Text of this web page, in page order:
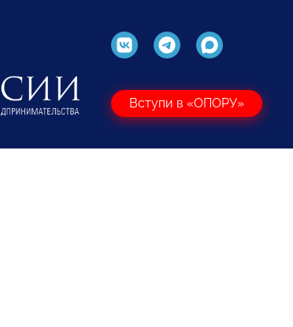
Вступи в «ОПОРУ»